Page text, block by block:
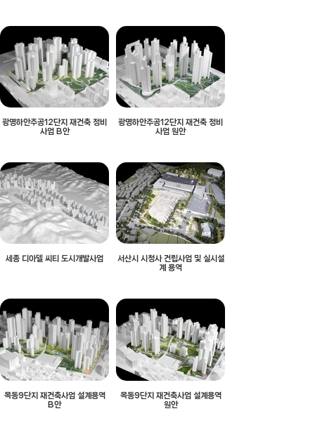
광명하안주공12단지 재건축 정비
사업 B안
광명하안주공12단지 재건축 정비
사업 원안
세종 디아델 씨티 도시개발사업
서산시 시청사 건립사업 및 실시설
계 용역
목동9단지 재건축사업 설계용역
B안
목동9단지 재건축사업 설계용역
원안